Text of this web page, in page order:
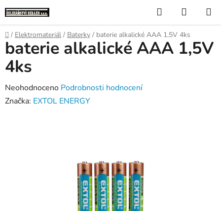
na
obsah
Hledat
KOŠÍK
Domů
/ Elektromateriál / Baterky / baterie alkalické AAA 1,5V 4ks
baterie alkalické AAA 1,5V
4ks
Průměrné
hodnocení
Neohodnoceno Podrobnosti hodnocení
Značka: EXTOL ENERGY